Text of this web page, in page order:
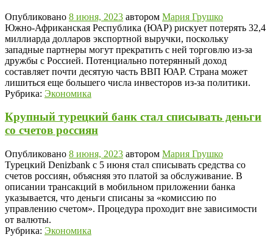
Опубликовано 8 июня, 2023 автором Мария Грушко
Южно-Африканская Республика (ЮАР) рискует потерять 32,4
миллиарда долларов экспортной выручки, поскольку
западные партнеры могут прекратить с ней торговлю из-за
дружбы с Россией. Потенциально потерянный доход
составляет почти десятую часть ВВП ЮАР. Страна может
лишиться еще большего числа инвесторов из-за политики.
Рубрика: Экономика
Крупный турецкий банк стал списывать деньги
со счетов россиян
Опубликовано 8 июня, 2023 автором Мария Грушко
Турецкий Denizbank с 5 июня стал списывать средства со
счетов россиян, объясняя это платой за обслуживание. В
описании трансакций в мобильном приложении банка
указывается, что деньги списаны за «комиссию по
управлению счетом». Процедура проходит вне зависимости
от валюты.
Рубрика: Экономика